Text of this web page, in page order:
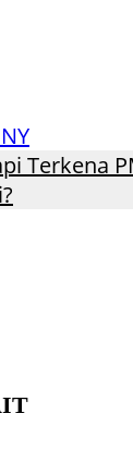
Terkena